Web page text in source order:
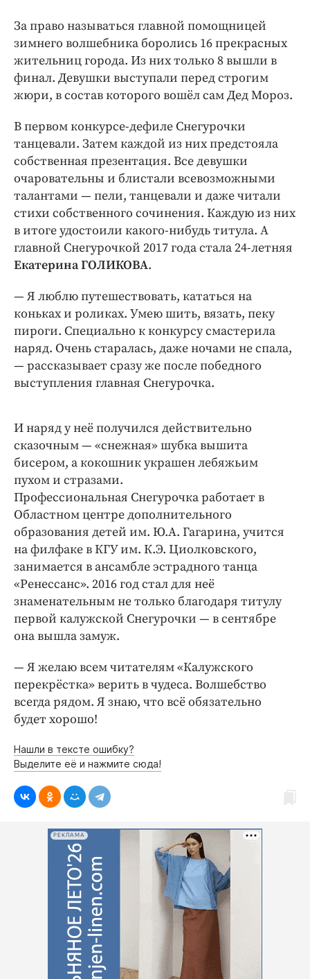
Медиаперсона
Интересное чтиво
Клиника года
Бренд года
За право называться главной помощницей
зимнего волшебника боролись 16 прекрасных
жительниц города. Из них только 8 вышли в
финал. Девушки выступали перед строгим
жюри, в состав которого вошёл сам Дед Мороз.
В первом конкурсе-дефиле Снегурочки
танцевали. Затем каждой из них предстояла
собственная презентация. Все девушки
очаровательны и блистали всевозможными
талантами — пели, танцевали и даже читали
стихи собственного сочинения. Каждую из них
в итоге удостоили какого-нибудь титула. А
главной Снегурочкой 2017 года стала 24-летняя
Екатерина ГОЛИКОВА.
— Я люблю путешествовать, кататься на
коньках и роликах. Умею шить, вязать, пеку
пироги. Специально к конкурсу смастерила
наряд. Очень старалась, даже ночами не спала,
— рассказывает сразу же после победного
выступления главная Снегурочка.
И наряд у неё получился действительно
сказочным — «снежная» шубка вышита
бисером, а кокошник украшен лебяжьим
пухом и стразами.
Профессиональная Снегурочка работает в
Областном центре дополнительного
образования детей им. Ю.А. Гагарина, учится
на филфаке в КГУ им. К.Э. Циолковского,
занимается в ансамбле эстрадного танца
«Ренессанс». 2016 год стал для неё
знаменательным не только благодаря титулу
первой калужской Снегурочки — в сентябре
она вышла замуж.
— Я желаю всем читателям «Калужского
перекрёстка» верить в чудеса. Волшебство
всегда рядом. Я знаю, что всё обязательно
будет хорошо!
Нашли в тексте ошибку?
Выделите её и нажмите сюда!
РЕКЛАМА